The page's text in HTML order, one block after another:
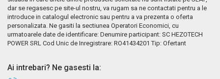
dar se regasesc pe site-ul nostru, va rugam sa ne contactati pentru a le
introduce in catalogul electronic sau pentru a va prezenta o oferta
personalizata. Ne gasiti la sectiunea Operatori Economici, cu
urmatoarele date de identificare: Denumire participant: SC HEZOTECH
POWER SRL Cod Unic de Inregistrare: RO41434201 Tip: Ofertant
Ai intrebari? Ne gasesti la: